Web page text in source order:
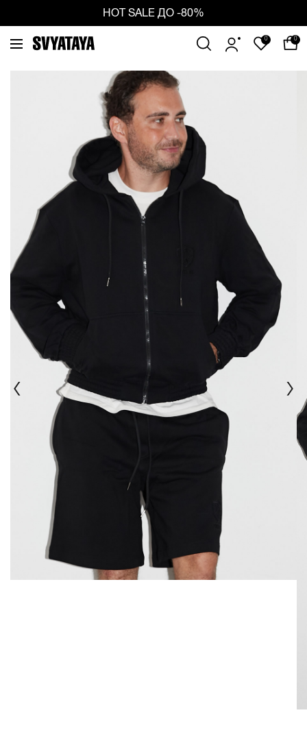
HOT SALE ДО -80%
0 0